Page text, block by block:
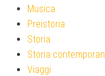
Musica
Preistoria
Storia
Storia
Viaggi